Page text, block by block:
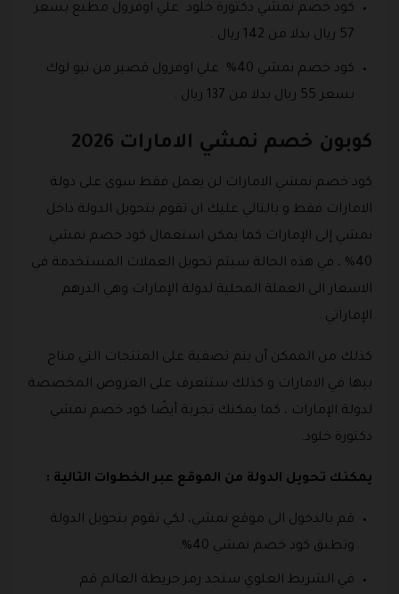
كود خصم نمشي دكتورة خلود علي اوفرول مطبع بسعر
57 ريال بدلا من 142 ريال .
كود خصم نمشي 40% علي اوفرول قصير من نيو لوك
بسعر 55 ريال بدلا من 137 ريال .
كوبون خصم نمشي الامارات 2026
كود خصم نمشي الامارات لن يعمل فقط سوى على دولة
الامارات فقط و بالتالي عليك ان تقوم بتحويل الدولة داخل
نمشي إلى الإمارات كما يمكن استعمال كود خصم نمشي
40% ، في هذه الحالة سيتم تحويل العملات المستخدمة في
الاسعار الى العملة المحلية لدولة الإمارات وهي الدرهم
الإماراتي .
كذلك من الممكن أن يتم تصفية على المنتجات التي متاح
بيها في الامارات و كذلك ستتعرف على العروض المخصصة
لدولة الإمارات ، كما يمكنك تجربة أيضًا كود خصم نمشي
دكتورة خلود.
يمكنك تحويل الدولة من الموقع عبر الخطوات التالية :
قم بالدخول الى موقع نمشي، لكي تقوم بتحويل الدولة
وتطبق كود خصم نمشي 40%.
في الشريط العلوي ستجد رمز خريطة العالم قم